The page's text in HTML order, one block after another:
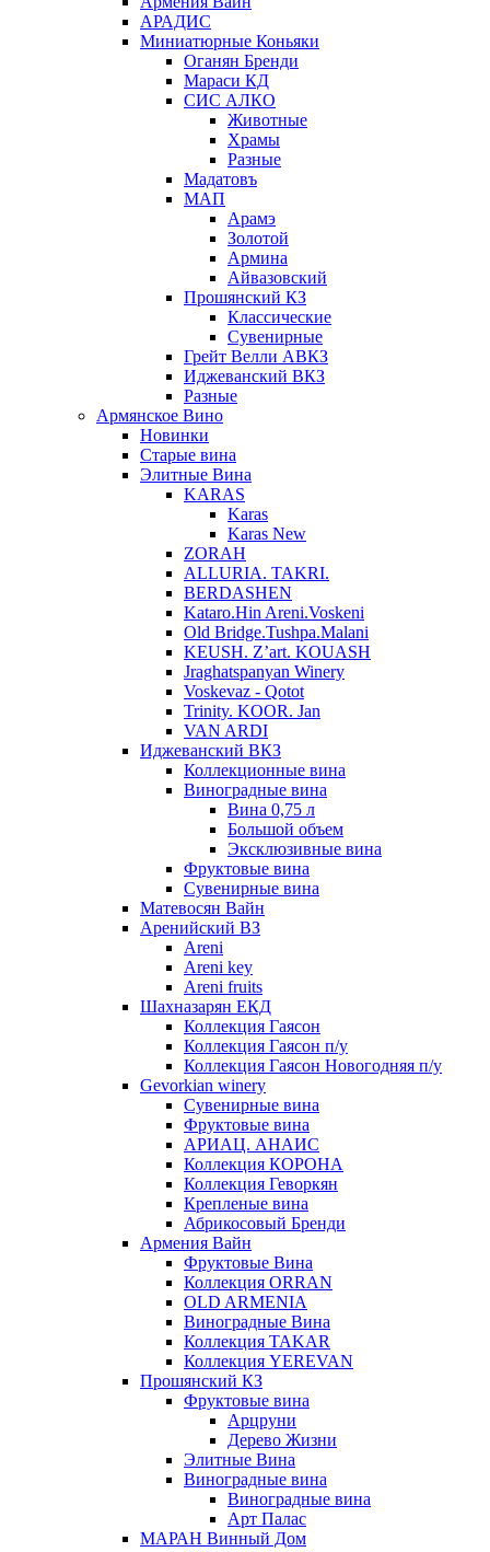
АРАДИС
Миниатюрные Коньяки
Оганян Бренди
Мараси КД
СИС АЛКО
Животные
Храмы
Разные
Мадатовъ
МАП
Арамэ
Золотой
Армина
Айвазовский
Прошянский КЗ
Классические
Сувенирные
Грейт Велли АВКЗ
Иджеванский ВКЗ
Разные
Армянское Вино
Новинки
Старые вина
Элитные Вина
KARAS
Karas
Karas New
ZORAH
ALLURIA. TAKRI.
BERDASHEN
Kataro.Hin Areni.Voskeni
Old Bridge.Tushpa.Malani
KEUSH. Z’art. KOUASH
Jraghatspanyan Winery
Voskevaz - Qotot
Trinity. KOOR. Jan
VAN ARDI
Иджеванский ВКЗ
Коллекционные вина
Виноградные вина
Вина 0,75 л
Большой объем
Эксклюзивные вина
Фруктовые вина
Cувенирные вина
Матевосян Вайн
Аренийский ВЗ
Areni
Areni key
Areni fruits
Шахназарян ЕКД
Коллекция Гаясон
Коллекция Гаясон п/у
Коллекция Гаясон Новогодняя п/у
Gevorkian winery
Сувенирные вина
Фруктовые вина
АРИАЦ. АНАИС
Коллекция КОРОНА
Коллекция Геворкян
Крепленые вина
Абрикосовый Бренди
Армения Вайн
Фруктовые Вина
Коллекция ORRAN
OLD ARMENIA
Виноградные Вина
Коллекция TAKAR
Коллекция YEREVAN
Прошянский КЗ
Фруктовые вина
Арцруни
Дерево Жизни
Элитные Вина
Виноградные вина
Виноградные вина
Арт Палас
МАРАН Винный Дом